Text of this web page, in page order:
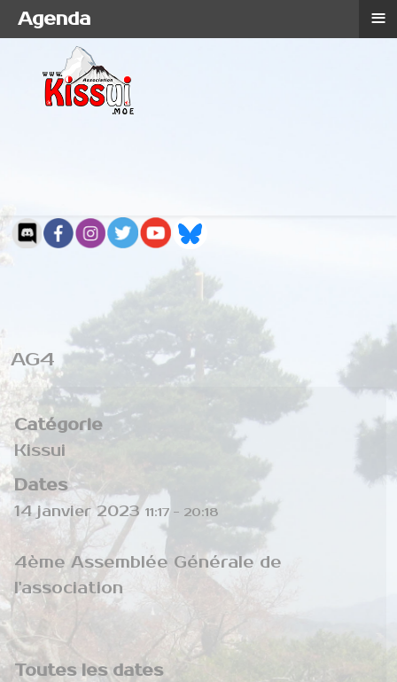
AG4
Catégorie
Kissui
Dates
14 janvier 2023 11:17- 20:18
4ème Assemblée Générale de
l'association
Toutes les dates
Agenda ≡